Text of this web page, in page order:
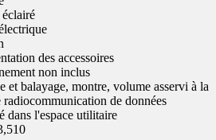
des accessoires
non inclus
et balayage, montre, volume asservi à la
radiocommunication de données
dans l'espace utilitaire